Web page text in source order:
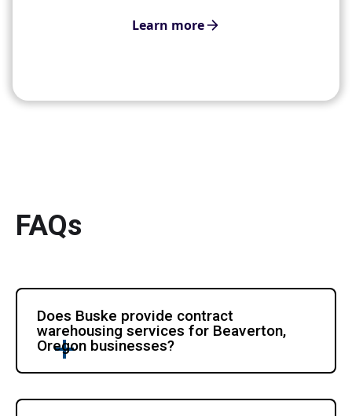
Learn more
FAQs
Does Buske provide contract
warehousing services for Beaverton,
Oregon businesses?